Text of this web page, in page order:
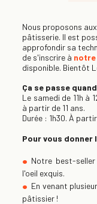
Nous proposons
pâtisserie. Il est
approfondir sa
de s'inscrire à notre
disponible. Bientôt
Ça se passe
Le samedi de 11h à
à partir de 11 ans.
Durée : 1h30. À
Pour vous donner
Notre best-
l'oeil exquis.
En venant
pâtissier !